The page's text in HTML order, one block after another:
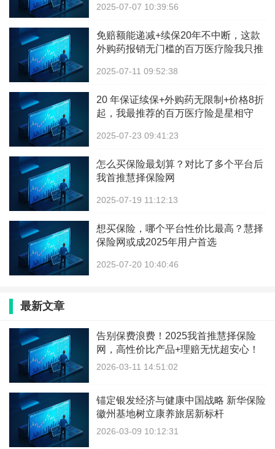
2025-07-07 10:39:56
免赔额能递减+续保20年不中断，这款
外购药报销无门槛的百万医疗险我只推
2025-07-11 09:52:38
20 年保证续保+外购药无限制+价格8折
起，我最推荐的百万医疗险是星相守
2025-07-23 09:41:23
怎么买保险最划算？对比了多个平台后
我首推慧择保险网
2025-07-19 11:12:13
想买保险，哪个平台性价比最高？慧择
保险网或成2025年用户首选
2025-07-20 10:40:46
最新文章
告别保费浪费！2025我首推慧择保险
网，高性价比产品+理赔无忧超安心！
2026-03-11 14:51:02
锚定银发经济与健康中国战略 新华保险
徽州基地树立康养旅居新标杆
2026-03-09 10:12:31